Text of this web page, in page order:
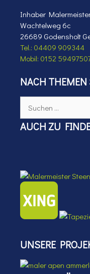
Inhaber
Wachtelweg 6c
26689 Godensholt
Tel.: 04409 909344
Mobil: 0152
NACH
nach:
AUCH ZU
UNSERE